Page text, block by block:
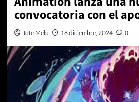
convocatoria con el
Jofe Melu 18 diciembre, 2024 0